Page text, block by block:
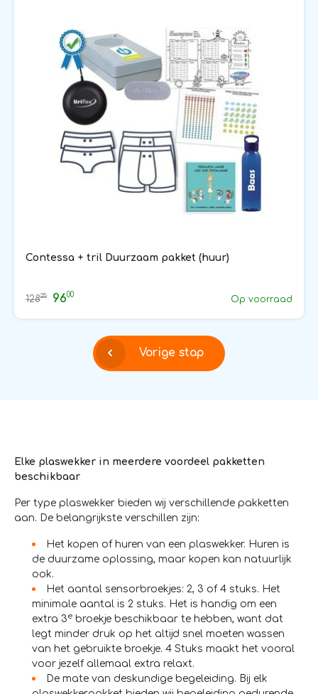
Contessa + tril Duurzaam pakket (huur)
12825 9600 Op voorraad
Vorige stap
Elke plaswekker in meerdere voordeel pakketten
beschikbaar
Per type plaswekker bieden wij verschillende pakketten
aan. De belangrijkste verschillen zijn:
Het kopen of huren van een plaswekker. Huren is
de duurzame oplossing, maar kopen kan natuurlijk
ook.
Het aantal sensorbroekjes: 2, 3 of 4 stuks. Het
minimale aantal is 2 stuks. Het is handig om een
extra 3e broekje beschikbaar te hebben, want dat
legt minder druk op het altijd snel moeten wassen
van het gebruikte broekje. 4 Stuks maakt het vooral
voor jezelf allemaal extra relaxt.
De mate van deskundige begeleiding. Bij elk